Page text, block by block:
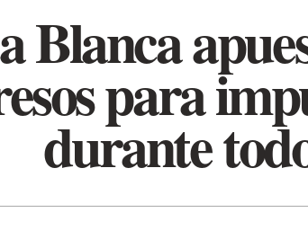
Blanca
para
durante